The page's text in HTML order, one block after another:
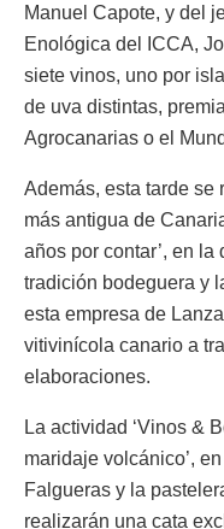
Manuel Capote, y del
Enológica del ICCA,
siete vinos, uno por
de uva distintas,
Agrocanarias o el
Además, esta tarde se
más antigua de
años por contar’, en
tradición bodeguera y
esta empresa de
vitivinícola canario a
elaboraciones.
La actividad ‘Vinos &
maridaje volcánico’,
Falgueras y la
realizarán una cata